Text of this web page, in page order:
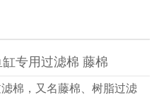
专用过滤棉 藤棉
棉，又名藤棉、树脂过滤